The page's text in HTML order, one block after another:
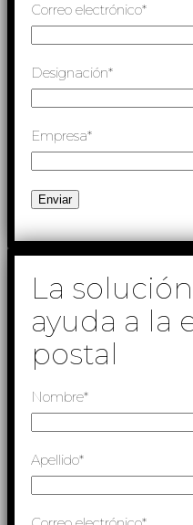
Correo electrónico*
Designación*
Empresa*
La
ayuda a la
postal
Nombre*
Apellido*